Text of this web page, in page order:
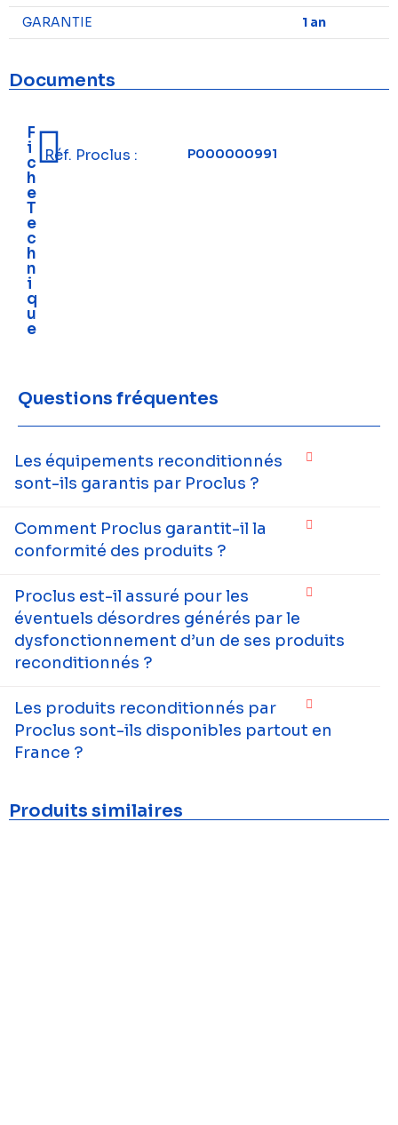
GARANTIE
1 an
Documents
F
i
c
h
e
T
e
c
h
n
i
q
u
e
Réf. Proclus : P000000991
Questions fréquentes
Les équipements reconditionnés
sont-ils garantis par Proclus ?
Comment Proclus garantit-il la
conformité des produits ?
Proclus est-il assuré pour les
éventuels désordres générés par le
dysfonctionnement d’un de ses produits
reconditionnés ?
Les produits reconditionnés par
Proclus sont-ils disponibles partout en
France ?
Produits similaires